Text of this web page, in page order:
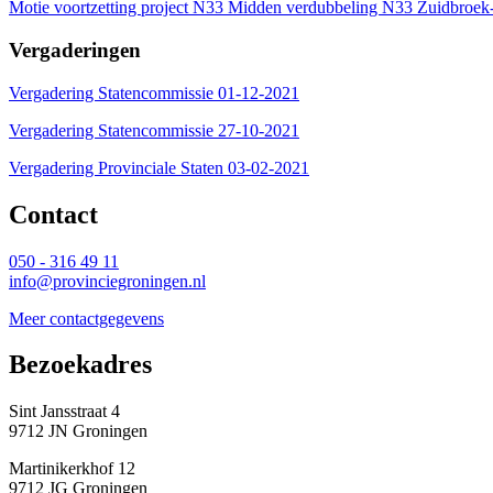
Motie voortzetting project N33 Midden verdubbeling N33
Vergaderingen
Vergadering Statencommissie 01-12-2021
Vergadering Statencommissie 27-10-2021
Vergadering Provinciale Staten 03-02-2021
Contact
050 - 316 49 11
info@provinciegroningen.nl
Meer contactgegevens
Bezoekadres
Sint Jansstraat 4
9712 JN Groningen
Martinikerkhof 12
9712 JG Groningen